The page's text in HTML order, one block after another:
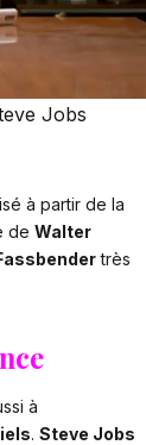
Jobs
à partir de la
deWalter
très
à
. Steve Jobs